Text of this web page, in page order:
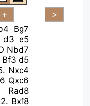
Bg7
d3 e5
Nbd7
Bf3 d5
Nxc4
Qxc6
Rad8
Bxf8